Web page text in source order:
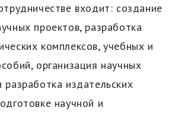
входит: создание
проектов, разработка
комплексов, учебных и
организация научных
издательских
научной и